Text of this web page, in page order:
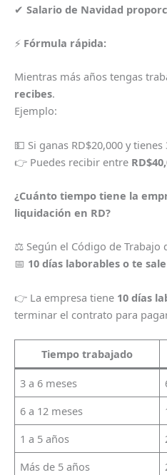
✔ Salario de Navidad
⚡ Fórmula rápida:
Mientras más años tengas
recibes.
Ejemplo:
💵 Si ganas RD$20,000 y tienes
👉 Puedes recibir entre
¿Cuánto tiempo tiene la
liquidación en RD?
⚖️ Según el Código de Trabajo
📅 10 días laborables o te
👉 La empresa tiene 10 días
terminar el contrato para
Tiempo trabajado
3 a 6 meses
6 a 12 meses
1 a 5 años
Más de 5 años